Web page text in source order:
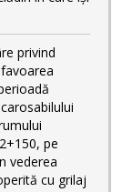
privind
pe
vederea
cu grilaj